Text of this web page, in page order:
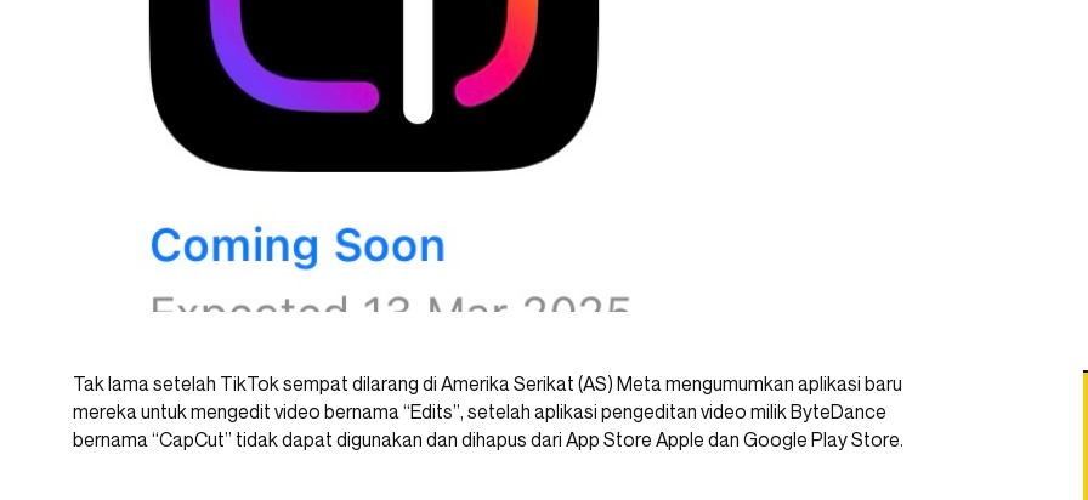
Tak lama setelah TikTok sempat dilarang di Amerika Serikat (AS) Meta mengumumkan aplikasi baru
mereka untuk mengedit video bernama “Edits”, setelah aplikasi pengeditan video milik ByteDance
bernama “CapCut” tidak dapat digunakan dan dihapus dari App Store Apple dan Google Play Store.